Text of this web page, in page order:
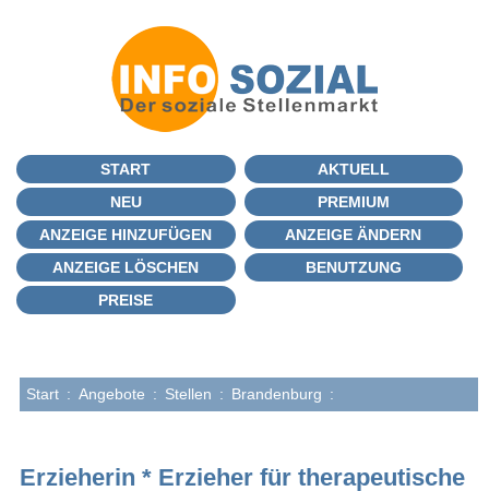
START
AKTUELL
NEU
PREMIUM
ANZEIGE HINZUFÜGEN
ANZEIGE ÄNDERN
ANZEIGE LÖSCHEN
BENUTZUNG
PREISE
Start : Angebote : Stellen : Brandenburg :
Erzieherin * Erzieher für therapeutische